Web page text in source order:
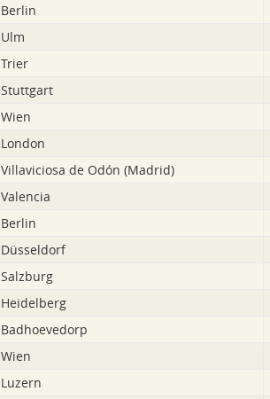
Berlin
Ulm
Trier
Stuttgart
Wien
London
Villaviciosa de Odón (Madrid)
Valencia
Berlin
Düsseldorf
Salzburg
Heidelberg
Badhoevedorp
Wien
Luzern